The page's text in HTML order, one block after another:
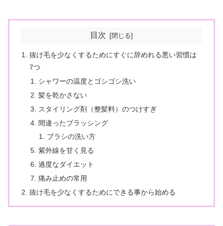
目次
抜け毛を少なくするためにすぐに辞めれる悪い習慣は
7つ
シャワーの温度とゴシゴシ洗い
髪を乾かさない
スタイリング剤（整髪料）のつけすぎ
間違ったブラッシング
ブラシの洗い方
紫外線を甘く見る
過度なダイエット
痛み止めの常用
抜け毛を少なくするためにできる事から始める